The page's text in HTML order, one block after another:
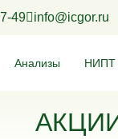
49 info@icgor.ru
Анализы НИПТ